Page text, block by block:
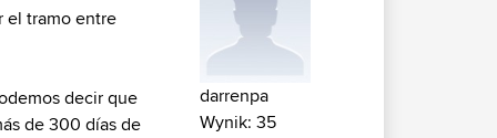
el tramo entre
decir que
de 300 días de
darrenpa
Wynik: 35